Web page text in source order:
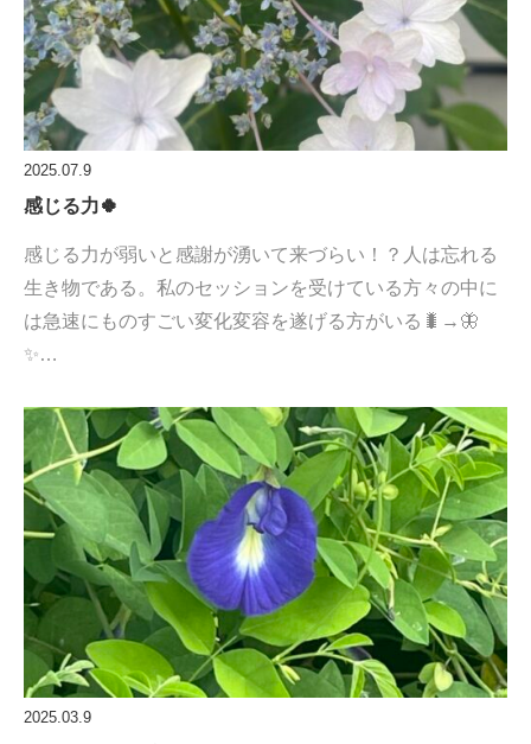
2025.07.9
感じる力🍀
感じる力が弱いと感謝が湧いて来づらい！？人は忘れる
生き物である。私のセッションを受けている方々の中に
は急速にものすごい変化変容を遂げる方がいる🐛→🦋
✨…
2025.03.9